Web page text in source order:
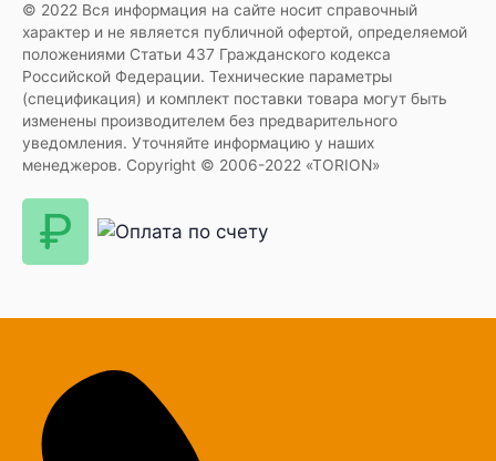
© 2022 Вся информация на сайте носит справочный
характер и не является публичной офертой, определяемой
положениями Статьи 437 Гражданского кодекса
Российской Федерации. Технические параметры
(спецификация) и комплект поставки товара могут быть
изменены производителем без предварительного
уведомления. Уточняйте информацию у наших
менеджеров. Copyright © 2006-2022 «TORION»